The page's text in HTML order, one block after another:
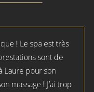
! Le spa est très
sont de
Laure pour son
massage ! J’ai trop